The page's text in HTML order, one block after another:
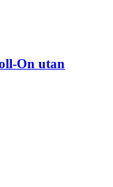
​On utan